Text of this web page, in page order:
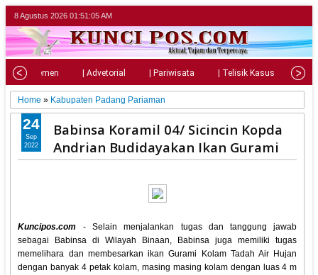
8 Agustus 2026 01:51:06 AM
| Parlemen | Advetorial | Pariwisata | Telisik Kasus |
Home » Kabupaten Padang Pariaman
Babinsa Koramil 04/ Sicincin Kopda
Andrian Budidayakan Ikan Gurami
Kuncipos.com - Selain menjalankan tugas dan tanggung jawab
sebagai Babinsa di Wilayah Binaan, Babinsa juga memiliki tugas
memelihara dan membesarkan ikan Gurami Kolam Tadah Air Hujan
dengan banyak 4 petak kolam, masing masing kolam dengan luas 4 m
24
Sep
2022